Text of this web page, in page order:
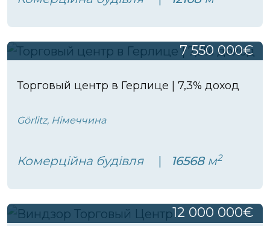
7 550 000€
Торговый центр в Герлице | 7,3% доход
Görlitz, Німеччина
Комерційна будівля 16568м2
12 000 000€